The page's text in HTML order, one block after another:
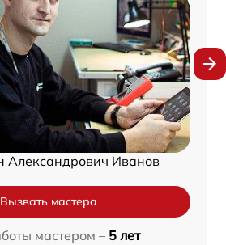
Александрович Иванов
Вызвать мастера
мастером – 5 лет